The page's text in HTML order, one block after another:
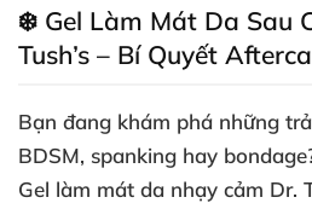
❄️ Gel Làm Mát Da Sau
Tush’s – Bí Quyết
Bạn đang khám phá những
BDSM, spanking hay
Gel làm mát da nhạy cảm Dr.